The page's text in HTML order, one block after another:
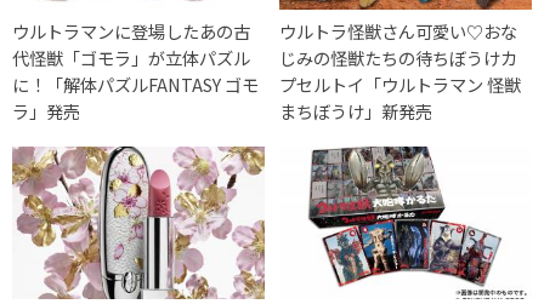
ウルトラマンに登場したあの古
代怪獣「ゴモラ」が立体パズル
に！「解体パズルFANTASY ゴモ
ラ」発売
ウルトラ怪獣さん可愛い♡おな
じみの怪獣たちの待ちぼうけカ
プセルトイ「ウルトラマン 怪獣
まちぼうけ」新発売